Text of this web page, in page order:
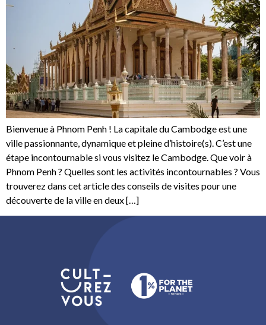
Bienvenue à Phnom Penh ! La capitale du Cambodge est une
ville passionnante, dynamique et pleine d’histoire(s). C’est une
étape incontournable si vous visitez le Cambodge. Que voir à
Phnom Penh ? Quelles sont les activités incontournables ? Vous
trouverez dans cet article des conseils de visites pour une
découverte de la ville en deux […]